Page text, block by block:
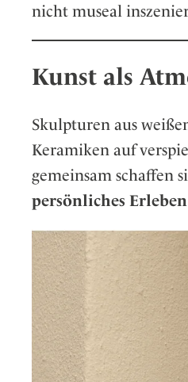
nicht museal
Kunst als
Skulpturen aus
Keramiken auf
gemeinsam schaffen
persönliches Erleben